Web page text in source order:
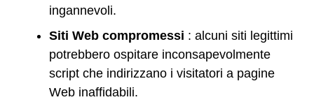
ingannevoli.
Siti Web compromessi : alcuni siti legittimi
potrebbero ospitare inconsapevolmente
script che indirizzano i visitatori a pagine
Web inaffidabili.